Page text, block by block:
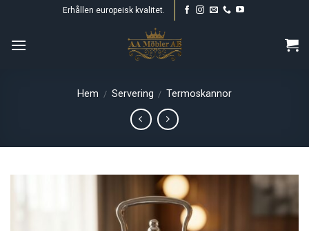
content
Erhållen europeisk kvalitet.
Hem / Servering / Termoskannor